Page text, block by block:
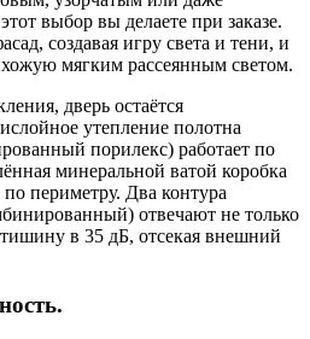
выбор вы делаете при заказе.
создавая игру света и тени, и
мягким рассеянным светом.
дверь остаётся
утепление полотна
порилекс) работает по
минеральной ватой коробка
периметру. Два контура
отвечают не только
в 35 дБ, отсекая внешний